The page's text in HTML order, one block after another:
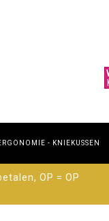
- KNIEKUSSEN
OP = OP